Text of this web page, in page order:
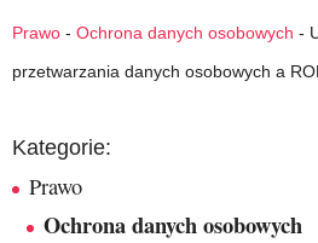
Prawo - Ochrona danych osobowych -
przetwarzania danych osobowych a
Kategorie:
Prawo
Ochrona danych osobowych